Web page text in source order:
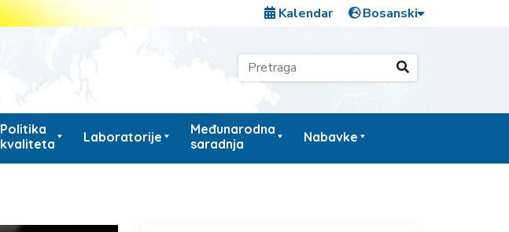
Kalendar
Politika
kvaliteta
Laboratorije
Međunarodna
saradnja
Nabavke